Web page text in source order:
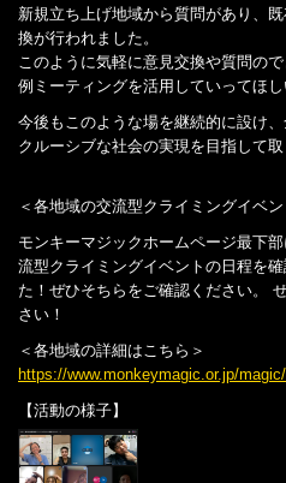
新規立ち上げ地域から質問があり、
換が行われました。
このように気軽に意見交換や質問の
例ミーティングを活用していってほし
今後もこのような場を継続的に設け
クルーシブな社会の実現を目指して取
＜各地域の交流型クライミングイベン
モンキーマジックホームページ最下
流型クライミングイベントの日程を
た！ぜひそちらをご確認ください。
さい！
＜各地域の詳細はこちら＞
https://www.monkeymagic.or.jp/
【活動の様子】